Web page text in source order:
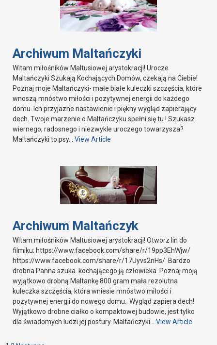
Archiwum Maltańczyki
Witam miłośników Maltusiowej arystokracji! Urocze
Maltańczyki Szukają Kochających Domów, czekają na Ciebie!
Poznaj moje Maltańczyki- małe białe kuleczki szczęścia, które
wnoszą mnóstwo miłości i pozytywnej energii do każdego
domu. Ich przyjazne nastawienie i piękny wygląd zapierający
dech. Twoje marzenie o Maltańczyku spełni się tu ! Szukasz
wiernego, radosnego i niezwykle uroczego towarzysza?
Maltańczyki to psy…View Article
Archiwum Maltańczyk
Witam miłośników Maltusiowej arystokracji! Otworz lin do
filmiku: https://www.facebook.com/share/r/19pp3EhWjw/
https://www.facebook.com/share/r/17Uyvs2nHs/ Bardzo
drobna Panna szuka kochającego ją człowieka. Poznaj moją
wyjątkowo drobną Maltankę 800 gram mała rezolutna
kuleczka szczęścia, która wniesie mnóstwo miłości i
pozytywnej energii do nowego domu. Wygląd zapiera dech!
Wyjątkowo drobne ciałko o kompaktowej budowie, jest tylko
dla świadomych ludzi jej postury. Maltańczyki…View Article